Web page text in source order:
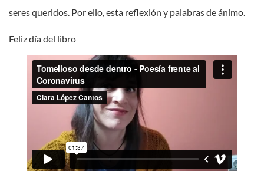
seres queridos. Por ello, esta reflexión y palabras de ánimo.
Feliz día del libro